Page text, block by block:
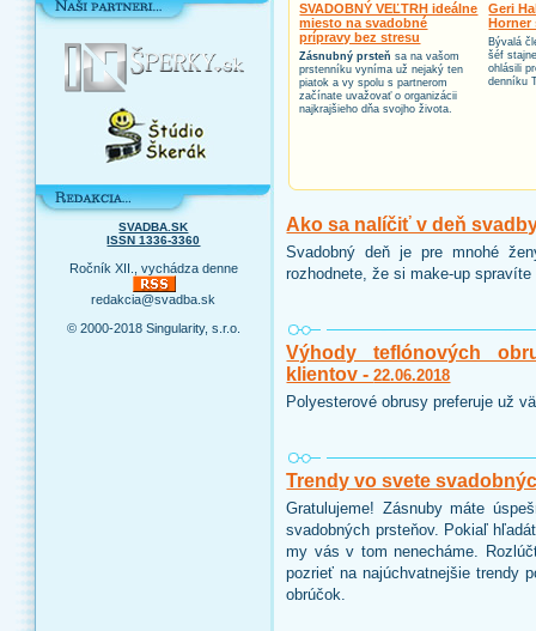
SVADBA.SK
ISSN 1336-3360
Ročník XII., vychádza denne
redakcia@svadba.sk
© 2000-2018 Singularity, s.r.o.
SVADOBNÝ VEĽTRH ideálne
miesto na svadobné
prípravy bez stresu
Zásnubný prsteň sa na vašom
prstenníku vyníma už nejaký ten
piatok a vy spolu s partnerom
začínate uvažovať o organizácii
najkrajšieho dňa svojho života.
Geri
Horner
Bývalá
šéf
ohlásili
denníku
Ako sa nalíčiť v deň
Svadobný deň je pre mnohé
rozhodnete, že si make-up
Výhody teflónových
klientov -22.06.2018
Polyesterové obrusy preferuje už
Trendy vo svete
Gratulujeme! Zásnuby máte
svadobných prsteňov. Pokiaľ
my vás v tom nenecháme.
pozrieť na najúchvatnejšie trendy
obrúčok.